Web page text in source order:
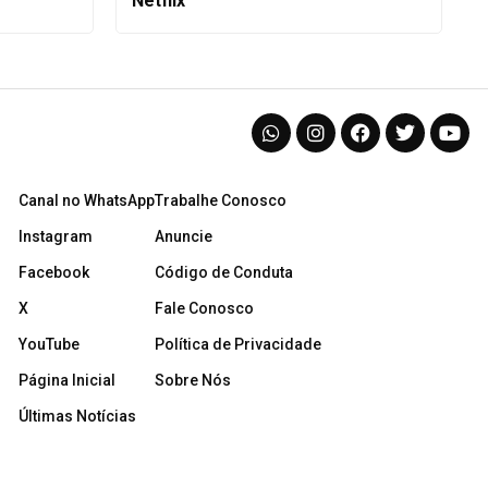
Canal no WhatsApp
Instagram
Facebook
X
YouTube
Página Inicial
Últimas Notícias
Trabalhe Conosco
Anuncie
Código de Conduta
Fale Conosco
Política de Privacidade
Sobre Nós